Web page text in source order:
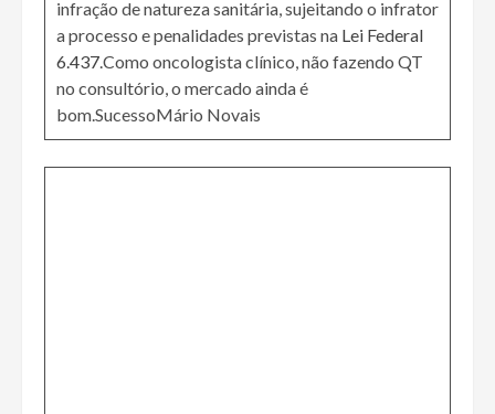
infração de natureza sanitária, sujeitando o infrator
a processo e penalidades previstas na Lei Federal
6.437.Como oncologista clínico, não fazendo QT
no consultório, o mercado ainda é
bom.SucessoMário Novais